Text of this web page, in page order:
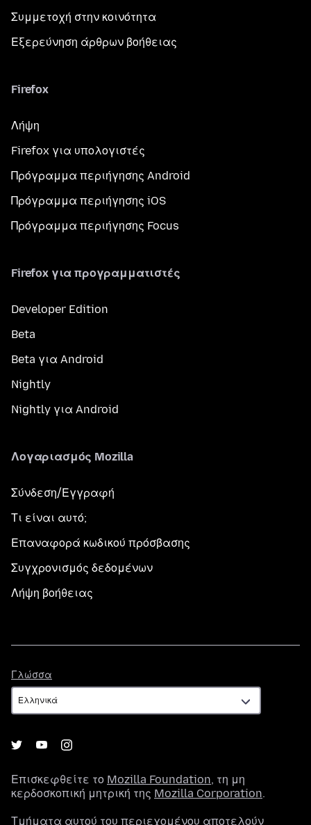
Συμμετοχή στην κοινότητα
Εξερεύνηση άρθρων βοήθειας
Firefox
Λήψη
Firefox για υπολογιστές
Πρόγραμμα περιήγησης Android
Πρόγραμμα περιήγησης iOS
Πρόγραμμα περιήγησης Focus
Firefox για προγραμματιστές
Developer Edition
Beta
Beta για Android
Nightly
Nightly για Android
Λογαριασμός Mozilla
Σύνδεση/Εγγραφή
Τι είναι αυτό;
Επαναφορά κωδικού πρόσβασης
Συγχρονισμός δεδομένων
Λήψη βοήθειας
Γλώσσα
Επισκεφθείτε το Mozilla Foundation, τη μη
κερδοσκοπική μητρική της Mozilla Corporation.
Τμήματα αυτού του περιεχομένου αποτελούν